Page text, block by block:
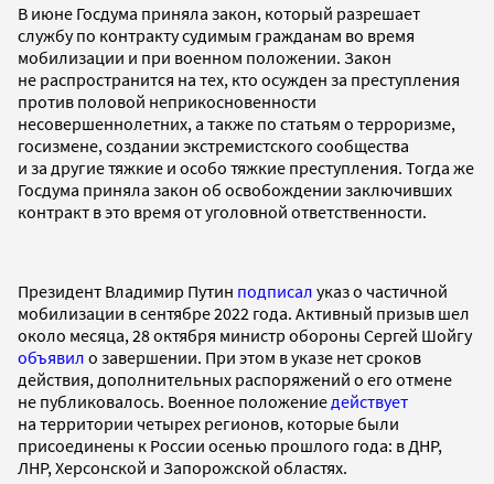
В июне Госдума приняла закон, который разрешает
службу по контракту судимым гражданам во время
мобилизации и при военном положении. Закон
не распространится на тех, кто осужден за преступления
против половой неприкосновенности
несовершеннолетних, а также по статьям о терроризме,
госизмене, создании экстремистского сообщества
и за другие тяжкие и особо тяжкие преступления. Тогда же
Госдума приняла закон об освобождении заключивших
контракт в это время от уголовной ответственности.
Президент Владимир Путин подписал указ о частичной
мобилизации в сентябре 2022 года. Активный призыв шел
около месяца, 28 октября министр обороны Сергей Шойгу
объявил о завершении. При этом в указе нет сроков
действия, дополнительных распоряжений о его отмене
не публиковалось. Военное положение действует
на территории четырех регионов, которые были
присоединены к России осенью прошлого года: в ДНР,
ЛНР, Херсонской и Запорожской областях.